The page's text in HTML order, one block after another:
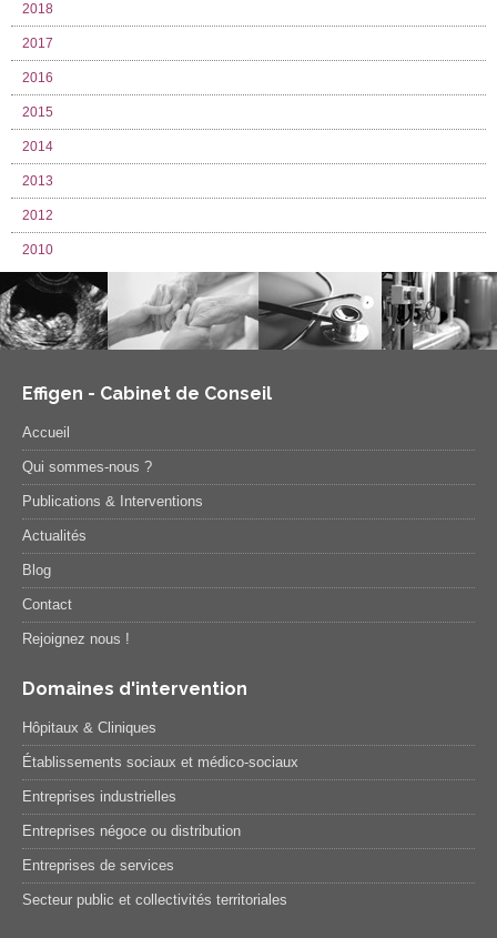
2018
2017
2016
2015
2014
2013
2012
2010
Effigen - Cabinet de Conseil
Accueil
Qui sommes-nous ?
Publications & Interventions
Actualités
Blog
Contact
Rejoignez nous !
Domaines d'intervention
Hôpitaux & Cliniques
Établissements sociaux et médico-sociaux
Entreprises industrielles
Entreprises négoce ou distribution
Entreprises de services
Secteur public et collectivités territoriales